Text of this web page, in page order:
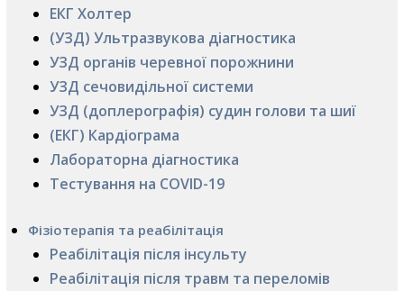
ЕКГ Холтер
(УЗД) Ультразвукова діагностика
УЗД органів черевної порожнини
УЗД сечовидільної системи
УЗД (доплерографія) судин голови та шиї
(ЕКГ) Кардіограма
Лабораторна діагностика
Тестування на COVID-19
Фізіотерапія та реабілітація
Реабілітація після інсульту
Реабілітація після травм та переломів